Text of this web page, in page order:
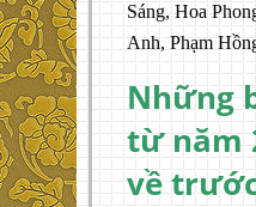
Sáng, Hoa
Anh, Phạm
Những
từ năm
về